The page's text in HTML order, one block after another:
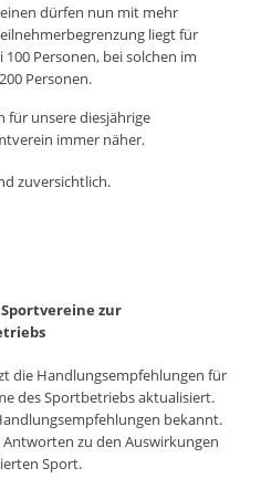
dürfen nun mit mehr
liegt für
Personen, bei solchen im
Personen.
für unsere diesjährige
immer näher.
zuversichtlich.
zur
die Handlungsempfehlungen für
des Sportbetriebs aktualisiert.
bekannt.
Antworten zu den Auswirkungen
Sport.